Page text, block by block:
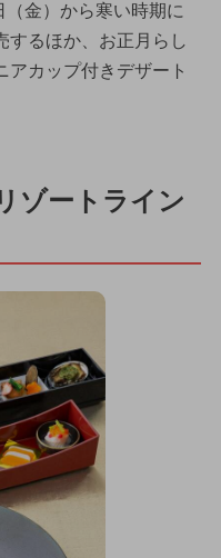
（金）から寒い時期に
するほか、お正月らし
アカップ付きデザート
ゾートライン